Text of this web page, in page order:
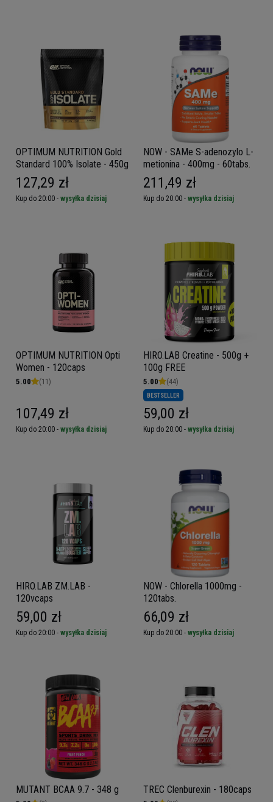
OPTIMUM NUTRITION Gold
Standard 100% Isolate - 450g
127,29 zł
Kup do 20:00 - wysyłka dzisiaj
NOW - SAMe S-adenozylo L-
metionina - 400mg - 60tabs.
211,49 zł
Kup do 20:00 - wysyłka dzisiaj
OPTIMUM NUTRITION Opti
Women - 120caps
5.00 (11)
107,49 zł
Kup do 20:00 - wysyłka dzisiaj
HIRO.LAB Creatine - 500g +
100g FREE
5.00 (44)
BESTSELLER
59,00 zł
Kup do 20:00 - wysyłka dzisiaj
HIRO.LAB ZM.LAB -
120vcaps
59,00 zł
Kup do 20:00 - wysyłka dzisiaj
NOW - Chlorella 1000mg -
120tabs.
66,09 zł
Kup do 20:00 - wysyłka dzisiaj
MUTANT BCAA 9.7 - 348 g TREC Clenburexin - 180caps